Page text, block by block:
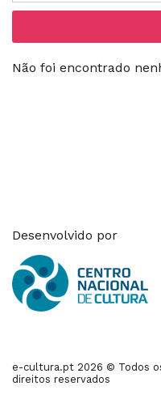
Não foi encontrado
Desenvolvido por
e-cultura.pt 2026 © Todos
direitos reservados